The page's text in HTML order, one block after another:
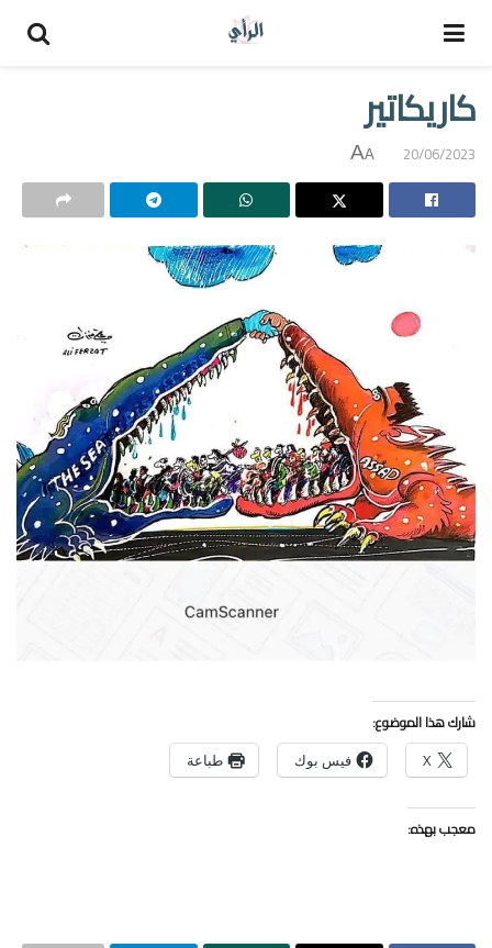
كاريكاتير
20/06/2023
A
A
شارك هذا الموضوع:
X فيس بوك طباعة
معجب بهذه: